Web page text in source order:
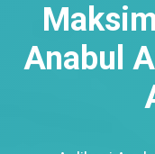
Anabul